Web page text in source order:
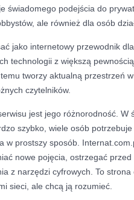
świadomego podejścia do
ale również dla osób
jako internetowy przewodnik
technologii z większą
tworzy aktualną przestrzeń
czytelników.
jest jego różnorodność. W
szybko, wiele osób potrzebuje
w prostszy sposób.
nowe pojęcia, ostrzegać
z narzędzi cyfrowych. To
sieci, ale chcą ją rozumieć.